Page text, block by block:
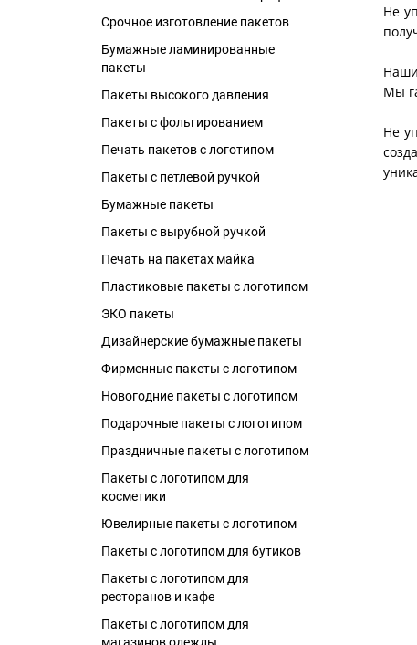
Срочное изготовление пакетов
Бумажные ламинированные
пакеты
Пакеты высокого давления
Пакеты с фольгированием
Печать пакетов с логотипом
Пакеты с петлевой ручкой
Бумажные пакеты
Пакеты с вырубной ручкой
Печать на пакетах майка
Пластиковые пакеты с логотипом
ЭКО пакеты
Дизайнерские бумажные пакеты
Фирменные пакеты с логотипом
Новогодние пакеты с логотипом
Подарочные пакеты с логотипом
Праздничные пакеты с логотипом
Пакеты с логотипом для
косметики
Ювелирные пакеты с логотипом
Пакеты с логотипом для бутиков
Пакеты с логотипом для
ресторанов и кафе
Пакеты с логотипом для
Не
Мы
Не